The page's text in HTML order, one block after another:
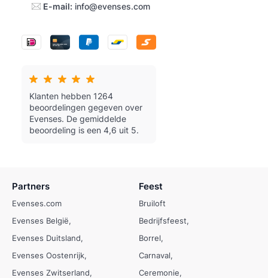
E-mail: info@evenses.com
Klanten hebben 1264
beoordelingen gegeven over
Evenses. De gemiddelde
beoordeling is een 4,6 uit 5.
Partners
Evenses.com
Evenses België
Evenses Duitsland
Evenses Oostenrijk
Evenses Zwitserland
Feest
Bruiloft
Bedrijfsfeest
Borrel
Carnaval
Ceremonie